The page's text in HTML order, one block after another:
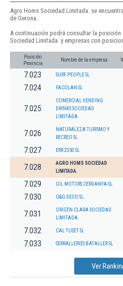
Agro Homs Sociedad Limitada. se
de Gerona.
A continuación podrá consultar la posición
Sociedad Limitada. y empresas con
Posición
Provincia
Nombre de la empresa
7.023 SURF PEOPLE SL
7.024 FACOLAN SL
7.025
COMERCIAL VENDING
DRINKS SOCIEDAD
LIMITADA
7.026
NATURALEZA TURISMO Y
RECREO SL
7.027 ERR 2350 SL
7.028
AGRO HOMS SOCIEDAD
LIMITADA.
7.029 GIL MOTORS CERDANYA SL
7.030 G&G DECO SL.
7.031
ORIGEN CLARA SOCIEDAD
LIMITADA.
7.032 CAL TUSET SL
7.033 SERRALLERIES BATALLER SL
Ver